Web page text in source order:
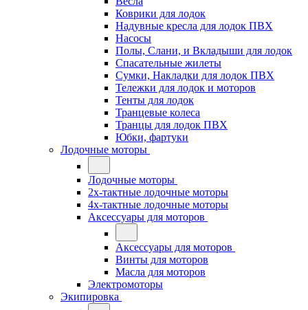
Коврики для лодок
Надувные кресла для лодок ПВХ
Насосы
Полы, Слани, и Вкладыши для лодок
Спасательные жилеты
Сумки, Накладки для лодок ПВХ
Тележки для лодок и моторов
Тенты для лодок
Транцевые колеса
Транцы для лодок ПВХ
Юбки, фартуки
Лодочные моторы
Лодочные моторы
2х-тактные лодочные моторы
4х-тактные лодочные моторы
Аксессуары для моторов
Аксессуары для моторов
Винты для моторов
Масла для моторов
Электромоторы
Экипировка